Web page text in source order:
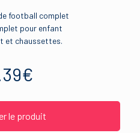
football complet
pour enfant
et chaussettes.
€
le produit